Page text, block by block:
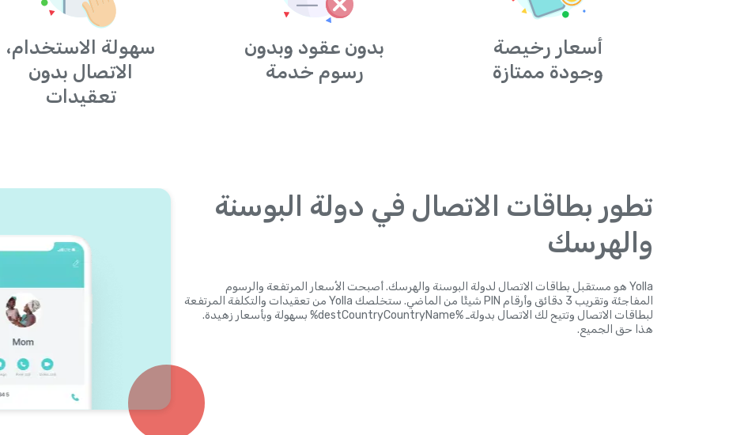
أسعار رخيصة
وجودة ممتازة
بدون عقود وبدون
رسوم خدمة
سهولة الاستخدام،
الاتصال بدون
تعقيدات
تطور بطاقات الاتصال في دولة البوسنة
والهرسك
Yolla هو مستقبل بطاقات الاتصال لدولة البوسنة والهرسك. أصبحت الأسعار المرتفعة والرسوم
المفاجئة وتقريب 3 دقائق وأرقام PIN شيئًا من الماضي. ستخلصك Yolla من تعقيدات والتكلفة المرتفعة
لبطاقات الاتصال وتتيح لك الاتصال بدولةـ %destCountryCountryName% بسهولة وبأسعار زهيدة.
هذا حق الجميع.